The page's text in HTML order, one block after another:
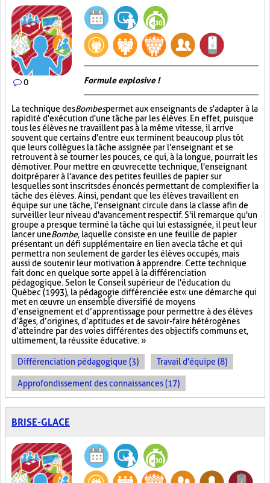
0 Formule explosive !
La technique desBombespermet aux enseignants de s'adapter à la
rapidité d'exécution d'une tâche par les élèves. En effet, puisque
tous les élèves ne travaillent pas à la même vitesse, il arrive
souvent que certains d'entre eux terminent beaucoup plus tôt
que leurs collègues la tâche assignée par l'enseignant et se
retrouvent à se tourner les pouces, ce qui, à la longue, pourrait les
démotiver. Pour mettre en œuvre cette technique, l'enseignant
doit préparer à l'avance des petites feuilles de papier sur
lesquelles sont inscrits des énoncés permettant de complexifier la
tâche des élèves. Ainsi, pendant que les élèves travaillent en
équipe sur une tâche, l'enseignant circule dans la classe afin de
surveiller leur niveau d'avancement respectif. S'il remarque qu'un
groupe a presque terminé la tâche qui lui est assignée, il peut leur
lancer uneBombe, laquelle consiste en une feuille de papier
présentant un défi supplémentaire en lien avec la tâche et qui
permettra non seulement de garder les élèves occupés, mais
aussi de soutenir leur motivation à apprendre. Cette technique
fait donc en quelque sorte appel à la différenciation
pédagogique. Selon le Conseil supérieur de l'éducation du
Québec (1993), la pédagogie différenciée est « une démarche qui
met en œuvre un ensemble diversifié de moyens
d’enseignement et d’apprentissage pour permettre à des élèves
d’âges, d’origines, d’aptitudes et de savoir-faire hétérogènes
d’atteindre par des voies différentes des objectifs communs et,
ultimement, la réussite éducative. »
Différenciation pédagogique (3) Travail d'équipe (8)
Approfondissement des connaissances (17)
BRISE-GLACE